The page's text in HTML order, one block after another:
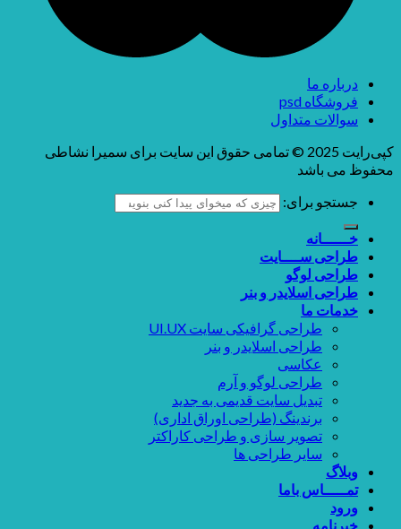
درباره ما
فروشگاه psd
سوالات متداول
کپی‌رایت 2025 © تمامی حقوق این سایت برای سمیرا نشاطی
محفوظ می باشد
جستجو برای:
خــــــانه
طراحی ســــایت
طراحی لوگو
طراحی اسلایدر و بنر
خدمات ما
طراحی گرافیکی سایت UI.UX
طراحی اسلایدر و بنر
عکاسی
طراحی لوگو و آرم
تبدیل سایت قدیمی به جدید
برندینگ (طراحی اوراق اداری)
تصویر سازی و طراحی کاراکتر
سایر طراحی ها
وبلاگ
تمـــــاس باما
ورود
خبرنامه